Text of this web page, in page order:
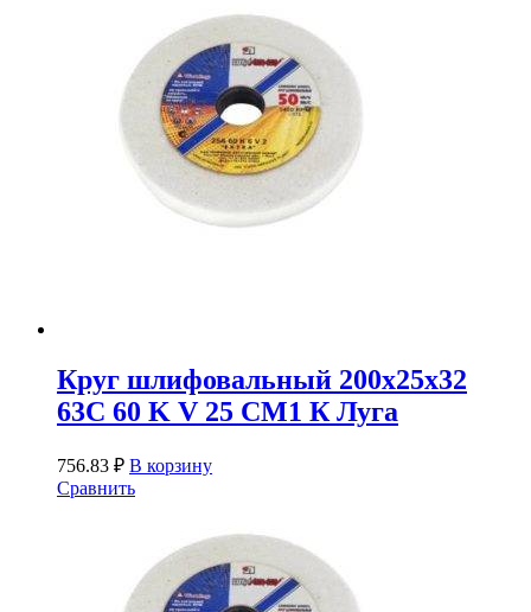
Круг шлифовальный 200х25х32
63С 60 K V 25 СМ1 К Луга
756.83 ₽ В корзину
Сравнить